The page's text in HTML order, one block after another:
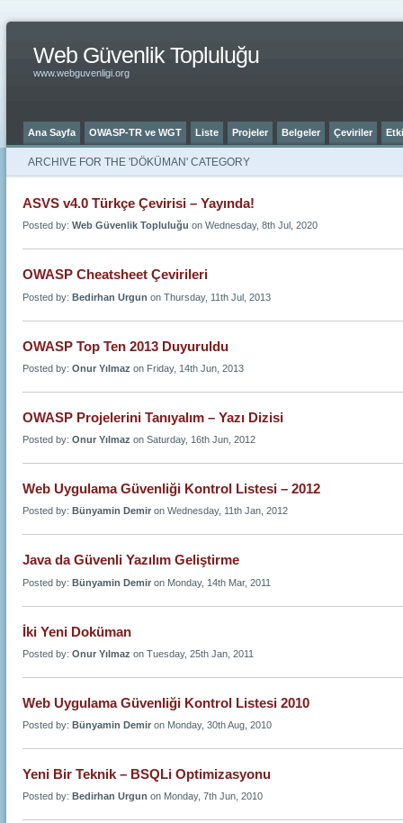
Web Güvenlik Topluluğu
www.webguvenligi.org
Ana Sayfa OWASP-TR ve WGT Liste Projeler Belgeler Çeviriler
ARCHIVE FOR THE 'DÖKÜMAN' CATEGORY
ASVS v4.0 Türkçe Çevirisi – Yayında!
Posted by: Web Güvenlik Topluluğu on Wednesday, 8th Jul, 2020
OWASP Cheatsheet Çevirileri
Posted by: Bedirhan Urgun on Thursday, 11th Jul, 2013
OWASP Top Ten 2013 Duyuruldu
Posted by: Onur Yılmaz on Friday, 14th Jun, 2013
OWASP Projelerini Tanıyalım – Yazı Dizisi
Posted by: Onur Yılmaz on Saturday, 16th Jun, 2012
Web Uygulama Güvenliği Kontrol Listesi – 2012
Posted by: Bünyamin Demir on Wednesday, 11th Jan, 2012
Java da Güvenli Yazılım Geliştirme
Posted by: Bünyamin Demir on Monday, 14th Mar, 2011
İki Yeni Doküman
Posted by: Onur Yılmaz on Tuesday, 25th Jan, 2011
Web Uygulama Güvenliği Kontrol Listesi 2010
Posted by: Bünyamin Demir on Monday, 30th Aug, 2010
Yeni Bir Teknik – BSQLi Optimizasyonu
Posted by: Bedirhan Urgun on Monday, 7th Jun, 2010